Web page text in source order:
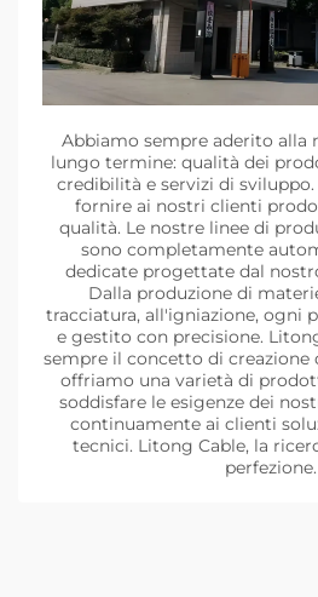
Abbiamo sempre aderito alla
lungo termine: qualità dei
credibilità e servizi di
fornire ai nostri clienti
qualità. Le nostre linee di
sono completamente
dedicate progettate dal
Dalla produzione di
tracciatura, all'igniazione, ogni
e gestito con precisione.
sempre il concetto di creazione
offriamo una varietà di
soddisfare le esigenze dei
continuamente ai clienti
tecnici. Litong Cable, la
perfezione.